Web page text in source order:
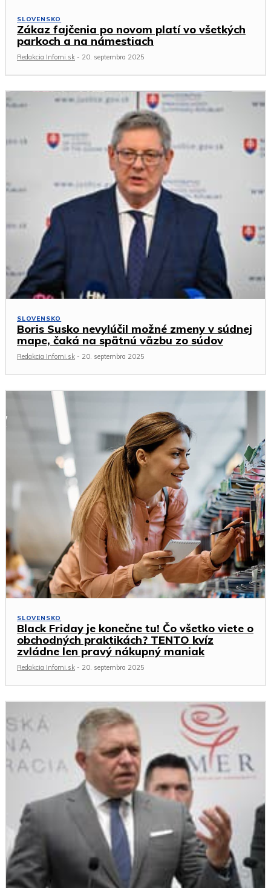
SLOVENSKO
Zákaz fajčenia po novom platí vo všetkých
parkoch a na námestiach
Redakcia Infomi.sk - 20. septembra 2025
SLOVENSKO
Boris Susko nevylúčil možné zmeny v súdnej
mape, čaká na spätnú väzbu zo súdov
Redakcia Infomi.sk - 20. septembra 2025
SLOVENSKO
Black Friday je konečne tu! Čo všetko viete o
obchodných praktikách? TENTO kvíz
zvládne len pravý nákupný maniak
Redakcia Infomi.sk - 20. septembra 2025